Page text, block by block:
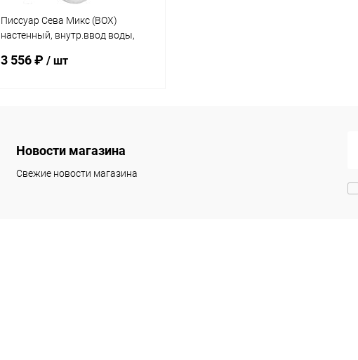
Писсуар Сева Микс (BOX)
настенный, внутр.ввод воды,
3 556 ₽ / шт
Купить в 1 клик Сравнение
В избранное В наличии
Новости магазина
Свежие новости магазина